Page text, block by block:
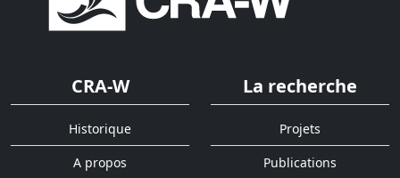
CRA-W
Historique
A propos
La recherche
Projets
Publications